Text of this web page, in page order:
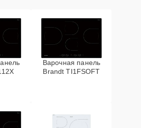
Варочная панель
Brandt TI1FSOFT